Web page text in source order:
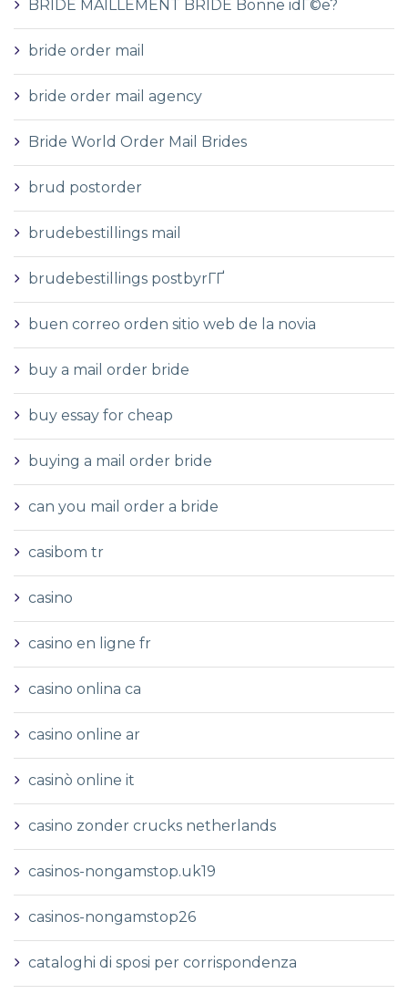
BRIDE MAILLEMENT BRIDE Bonne idГ©e?
bride order mail
bride order mail agency
Bride World Order Mail Brides
brud postorder
brudebestillings mail
brudebestillings postbyrГҐ
buen correo orden sitio web de la novia
buy a mail order bride
buy essay for cheap
buying a mail order bride
can you mail order a bride
casibom tr
casino
casino en ligne fr
casino onlina ca
casino online ar
casinò online it
casino zonder crucks netherlands
casinos-nongamstop.uk19
casinos-nongamstop26
cataloghi di sposi per corrispondenza